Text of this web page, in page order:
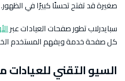
صغيرة قد تفتح تحسنًا كبيرًا في الظهور.
سبايدرلاب تطور صفحات العيادات عبر
كل صفحة خدمة ويفهم المستخدم
السيو التقني للعيادات